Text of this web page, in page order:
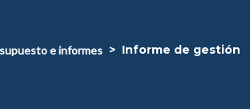
e informes informe de gestión